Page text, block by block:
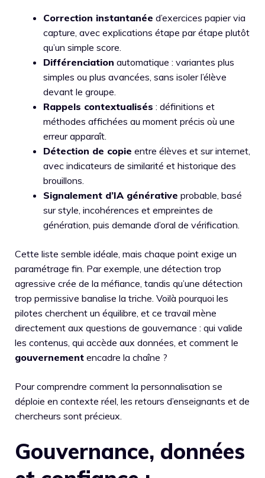
Correction instantanée d’exercices papier via
capture, avec explications étape par étape plutôt
qu’un simple score.
Différenciation automatique : variantes plus
simples ou plus avancées, sans isoler l’élève
devant le groupe.
Rappels contextualisés : définitions et
méthodes affichées au moment précis où une
erreur apparaît.
Détection de copie entre élèves et sur internet,
avec indicateurs de similarité et historique des
brouillons.
Signalement d’IA générative probable, basé
sur style, incohérences et empreintes de
génération, puis demande d’oral de vérification.
Cette liste semble idéale, mais chaque point exige un
paramétrage fin. Par exemple, une détection trop
agressive crée de la méfiance, tandis qu’une détection
trop permissive banalise la triche. Voilà pourquoi les
pilotes cherchent un équilibre, et ce travail mène
directement aux questions de gouvernance : qui valide
les contenus, qui accède aux données, et comment le
gouvernement encadre la chaîne ?
Pour comprendre comment la personnalisation se
déploie en contexte réel, les retours d’enseignants et de
chercheurs sont précieux.
Gouvernance, données